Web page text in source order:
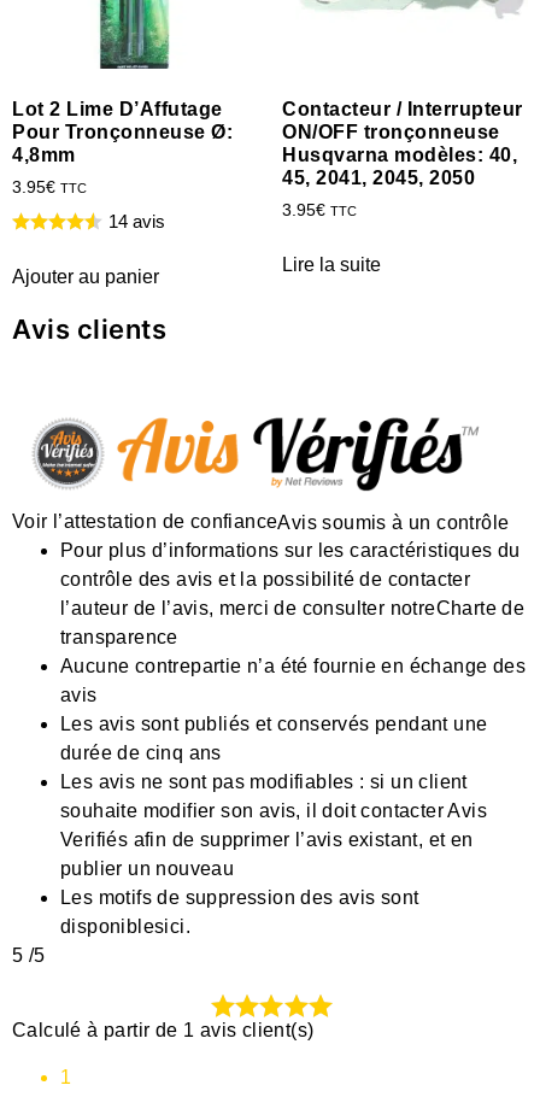
Lot 2 Lime D’Affutage
Pour Tronçonneuse Ø:
4,8mm
3.95€ TTC
14 avis
Ajouter au panier
Contacteur / Interrupteur
ON/OFF tronçonneuse
Husqvarna modèles: 40,
45, 2041, 2045, 2050
3.95€ TTC
Lire la suite
Avis clients
Voir l’attestation de confianceAvis soumis à un contrôle
Pour plus d’informations sur les caractéristiques du
contrôle des avis et la possibilité de contacter
l’auteur de l’avis, merci de consulter notreCharte de
transparence
Aucune contrepartie n’a été fournie en échange des
avis
Les avis sont publiés et conservés pendant une
durée de cinq ans
Les avis ne sont pas modifiables : si un client
souhaite modifier son avis, il doit contacter Avis
Verifiés afin de supprimer l’avis existant, et en
publier un nouveau
Les motifs de suppression des avis sont
disponiblesici.
5 /5
Calculé à partir de 1 avis client(s)
1